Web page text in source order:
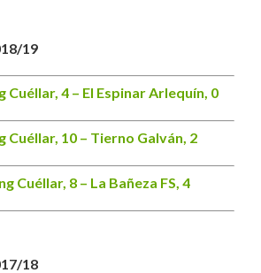
19
Cuéllar, 4 – El Espinar Arlequín, 0
Cuéllar, 10 – Tierno Galván, 2
Cuéllar, 8 – La Bañeza FS, 4
18